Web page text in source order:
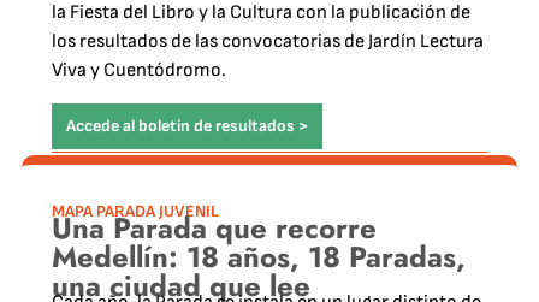
la Fiesta del Libro y la Cultura con la publicación de
los resultados de las convocatorias de Jardín Lectura
Viva y Cuentódromo.
Accede al boletín de resultados >
MAPA PARADA JUVENIL
Una Parada que recorre
Medellín: 18 años, 18 Paradas,
una ciudad que lee